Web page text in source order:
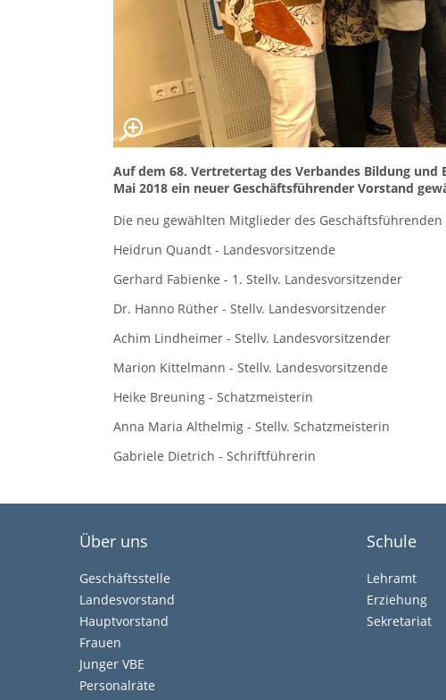
Auf dem 68. Vertretertag des Verbandes Bildung und
Mai 2018 ein neuer Geschäftsführender Vorstand
Die neu gewählten Mitglieder des Geschäftsführenden
Heidrun Quandt - Landesvorsitzende
Gerhard Fabienke - 1. Stellv. Landesvorsitzender
Dr. Hanno Rüther - Stellv. Landesvorsitzender
Achim Lindheimer - Stellv. Landesvorsitzender
Marion Kittelmann - Stellv. Landesvorsitzende
Heike Breuning - Schatzmeisterin
Anna Maria Althelmig - Stellv. Schatzmeisterin
Gabriele Dietrich - Schriftführerin
Über uns
Geschäftsstelle
Landesvorstand
Hauptvorstand
Frauen
Junger VBE
Personalräte
Schule
Lehramt
Erziehung
Sekretariat